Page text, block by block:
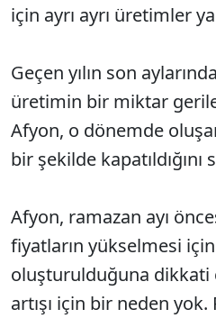
için ayrı ayrı üretimler
Geçen yılın son
üretimin bir miktar
Afyon, o dönemde
bir şekilde kapatıldığını
Afyon, ramazan ayı
fiyatların yükselmesi
oluşturulduğuna dikkati
artışı için bir neden yok.